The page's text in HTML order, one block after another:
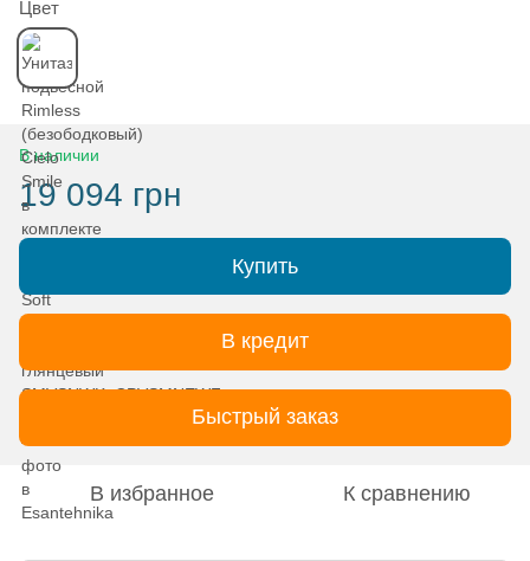
Цвет
В наличии
19 094 грн
Купить
В кредит
Быстрый заказ
В избранное К сравнению